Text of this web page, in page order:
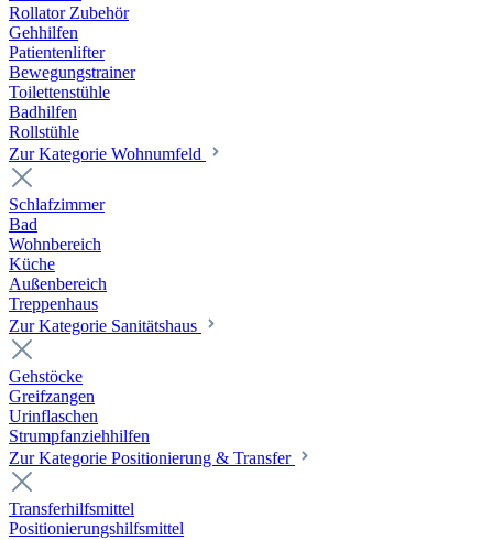
Rollator Zubehör
Gehhilfen
Patientenlifter
Bewegungstrainer
Toilettenstühle
Badhilfen
Rollstühle
Zur Kategorie Wohnumfeld
Schlafzimmer
Bad
Wohnbereich
Küche
Außenbereich
Treppenhaus
Zur Kategorie Sanitätshaus
Gehstöcke
Greifzangen
Urinflaschen
Strumpfanziehhilfen
Zur Kategorie Positionierung & Transfer
Transferhilfsmittel
Positionierungshilfsmittel